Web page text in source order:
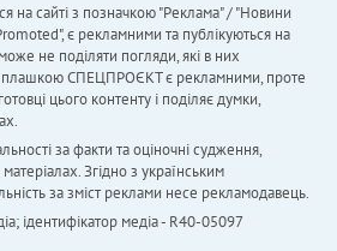
на сайті з позначкою "Реклама" / "Новини
є рекламними та публікуються на
не поділяти погляди, які в них
плашкою СПЕЦПРОЄКТ є рекламними, проте
цього контенту і поділяє думки,
за факти та оціночні судження,
Згідно з українським
за зміст реклами несе рекламодавець.
ідентифікатор медіа - R40-05097